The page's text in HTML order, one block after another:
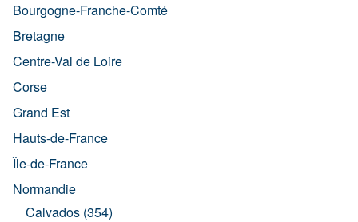
Bourgogne-Franche-Comté
Bretagne
Centre-Val de Loire
Corse
Grand Est
Hauts-de-France
Île-de-France
Normandie
Calvados (354)